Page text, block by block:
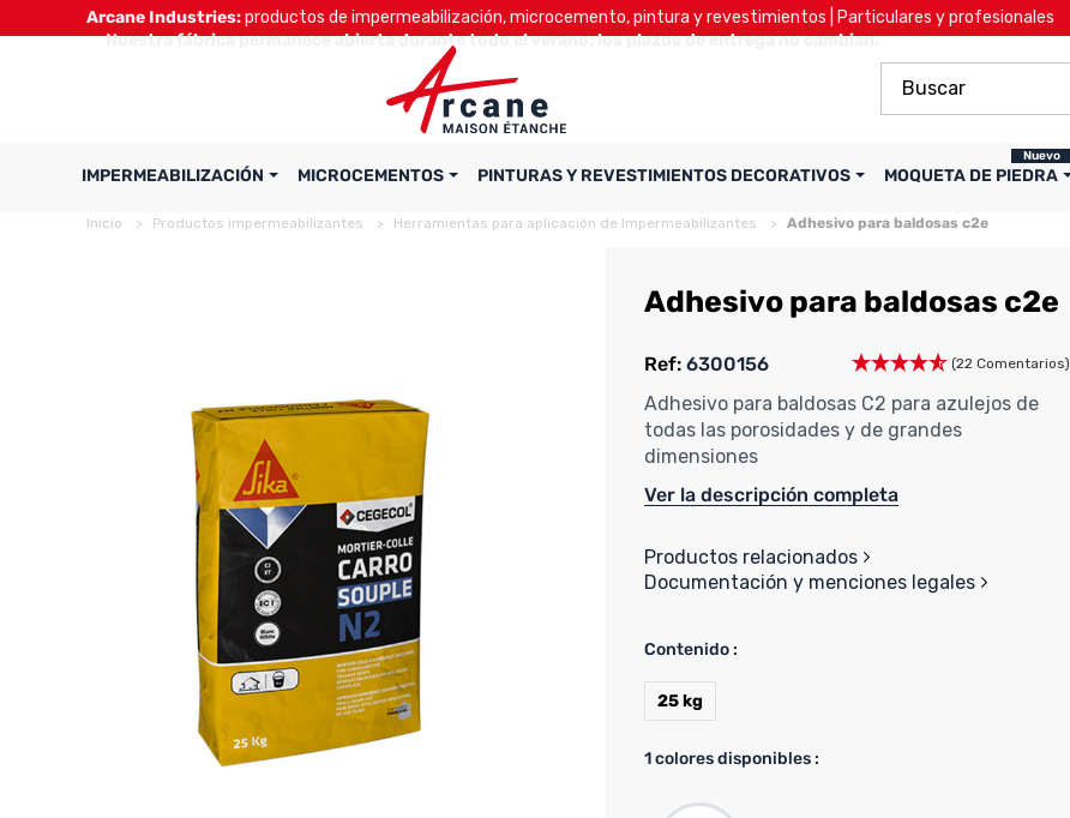
Arcane Industries:productos de impermeabilización, microcemento, pintura y revestimientos | Particulares y profesionales
Nuestra fábrica permanece abierta durante todo el verano: los plazos de entrega no cambian.
IMPERMEABILIZACIÓN MICROCEMENTOS PINTURAS Y REVESTIMIENTOS DECORATIVOS MOQUETA DE PIEDRA
Nuevo
Inicio Productos impermeabilizantes Herramientas para aplicación de Impermeabilizantes Adhesivo para baldosas c2e
Adhesivo para baldosas c2e
Ref: 6300156 (22 Comentarios)
Adhesivo para baldosas C2 para azulejos de
todas las porosidades y de grandes
dimensiones
Ver la descripción completa
Productos relacionados
Documentación y menciones legales
Contenido :
25 kg
1colores disponibles :